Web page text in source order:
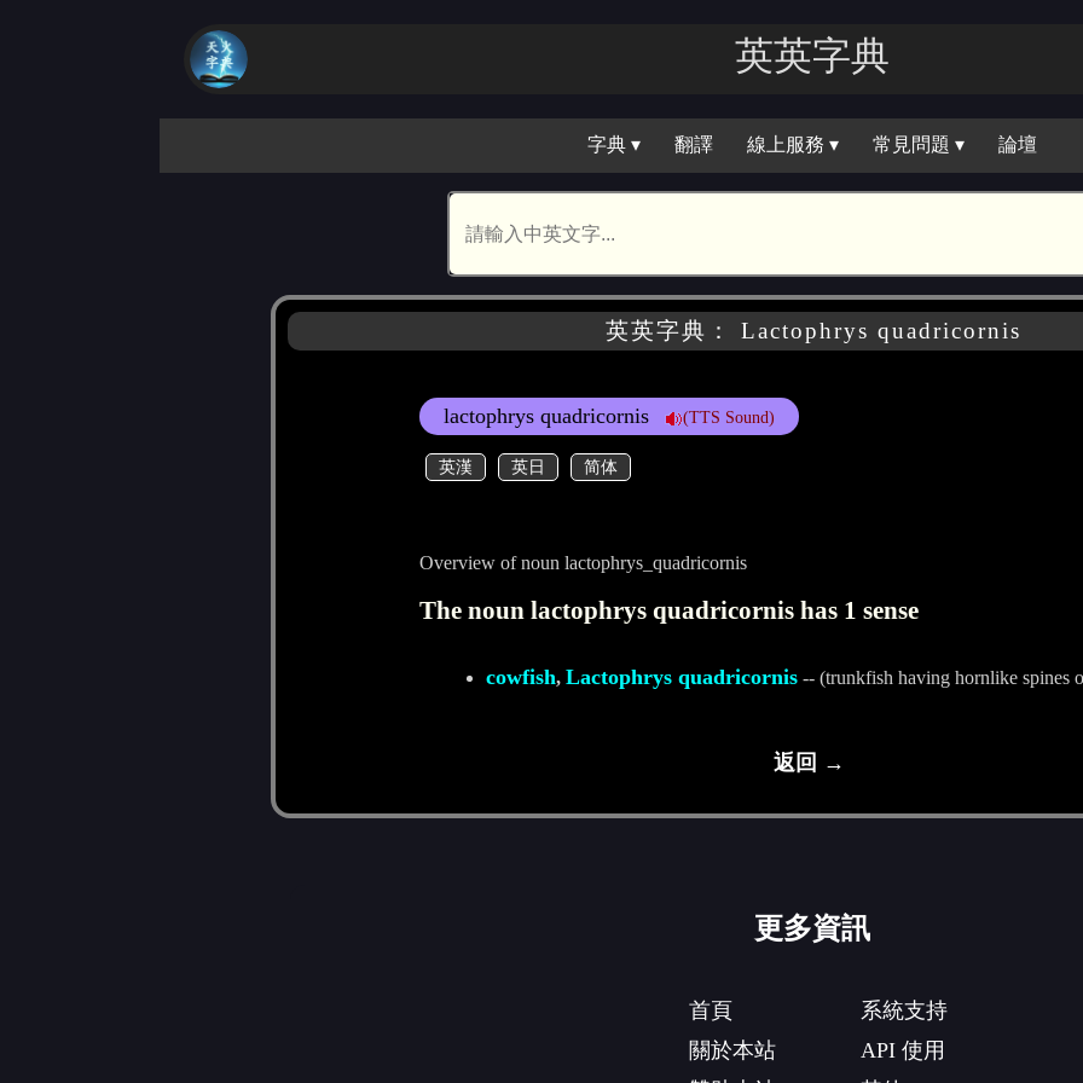
英英字典
字典 ▾ 翻譯 線上服務 ▾ 常見問題 ▾ 論壇
英英字典： Lactophrys quadricornis
lactophrys quadricornis (TTS Sound)
英漢 英日 简体
Overview of noun lactophrys_quadricornis
The noun lactophrys quadricornis has 1 sense
cowfish, Lactophrys quadricornis -- (trunkfish having hornlike spines
返回 →
更多資訊
首頁
關於本站
系統支持
API 使用